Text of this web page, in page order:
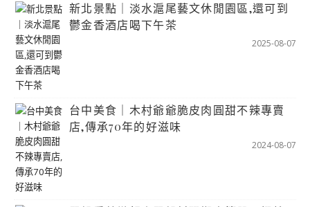
新北景點｜淡水滬尾藝文休閒園區,還可到
鬱金香酒店喝下午茶
2025-08-07
台中美食｜木村爺爺脆皮肉圓甜不辣專賣
店,傳承70年的好滋味
2024-08-07